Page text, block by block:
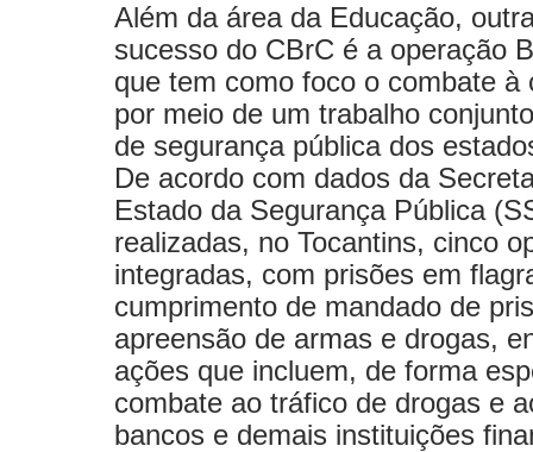
Além da área da Educação,
sucesso do CBrC é a operação
que tem como foco o combate à
por meio de um trabalho
de segurança pública dos
De acordo com dados da
Estado da Segurança Pública
realizadas, no Tocantins, cinco
integradas, com prisões em
cumprimento de mandado de
apreensão de armas e drogas,
ações que incluem, de forma
combate ao tráfico de drogas e
bancos e demais instituições